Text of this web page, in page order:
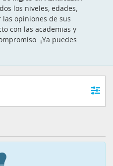
los niveles, edades,
opiniones de sus
con las academias y
¡Ya puedes